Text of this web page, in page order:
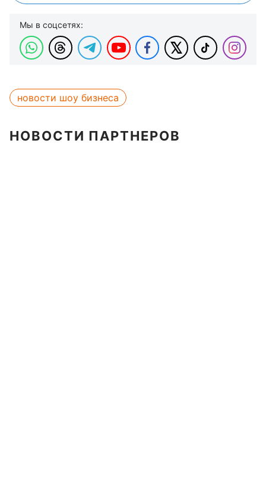
Мы в соцсетях:
новости шоу бизнеса
НОВОСТИ ПАРТНЕРОВ